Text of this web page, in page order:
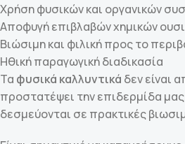
Χρήση φυσικών και οργανικών
Αποφυγή επιβλαβών χημικών
Βιώσιμη και φιλική προς το
Ηθική παραγωγική διαδικασία
Τα φυσικά καλλυντικά δεν είναι
προστατέψει την επιδερμίδα
δεσμεύονται σε πρακτικές